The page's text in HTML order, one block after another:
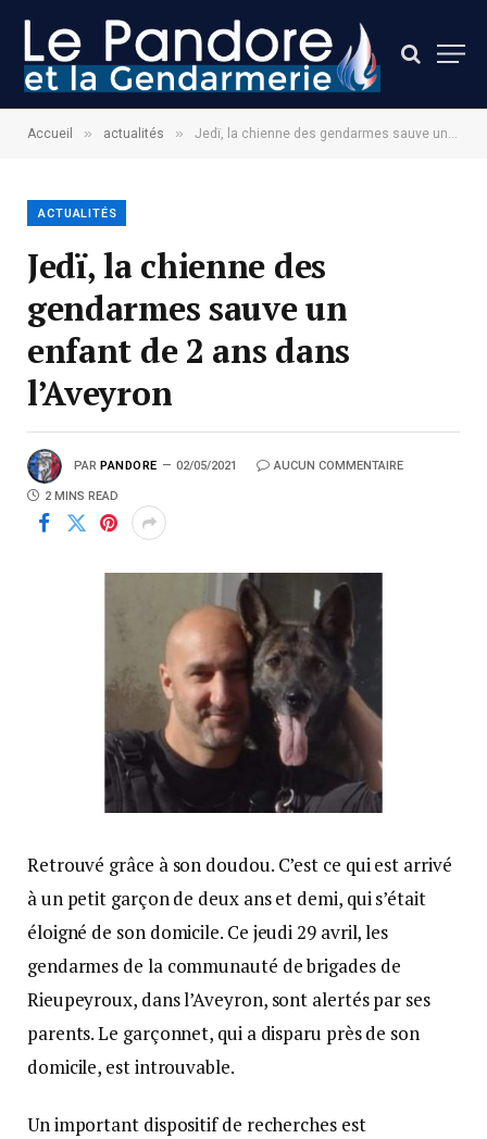
Accueil » actualités » Jedï, la chienne des gendarmes sauve un enfant de 2 ans dans l’Aveyron
ACTUALITÉS
Jedï, la chienne des
gendarmes sauve un
enfant de 2 ans dans
l’Aveyron
PAR PANDORE 02/05/2021 AUCUN COMMENTAIRE
2 MINS READ
Retrouvé grâce à son doudou. C’est ce qui est arrivé
à un petit garçon de deux ans et demi, qui s’était
éloigné de son domicile. Ce jeudi 29 avril, les
gendarmes de la communauté de brigades de
Rieupeyroux, dans l’Aveyron, sont alertés par ses
parents. Le garçonnet, qui a disparu près de son
domicile, est introuvable.
Un important dispositif de recherches est